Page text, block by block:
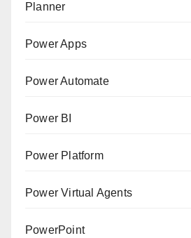
Planner
Power Apps
Power Automate
Power BI
Power Platform
Power Virtual Agents
PowerPoint